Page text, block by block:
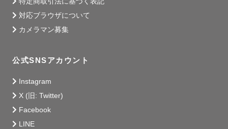
対応ブラウザについて
カメラマン募集
公式SNSアカウント
Instagram
X (旧: Twitter)
Facebook
LINE